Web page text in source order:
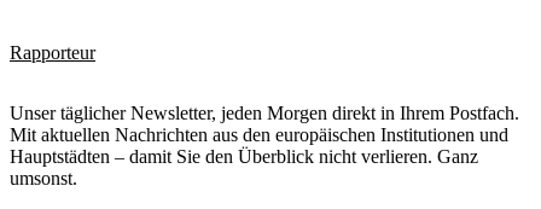
Rapporteur
Unser täglicher Newsletter, jeden Morgen direkt in Ihrem Postfach.
Mit aktuellen Nachrichten aus den europäischen Institutionen und
Hauptstädten – damit Sie den Überblick nicht verlieren. Ganz
umsonst.